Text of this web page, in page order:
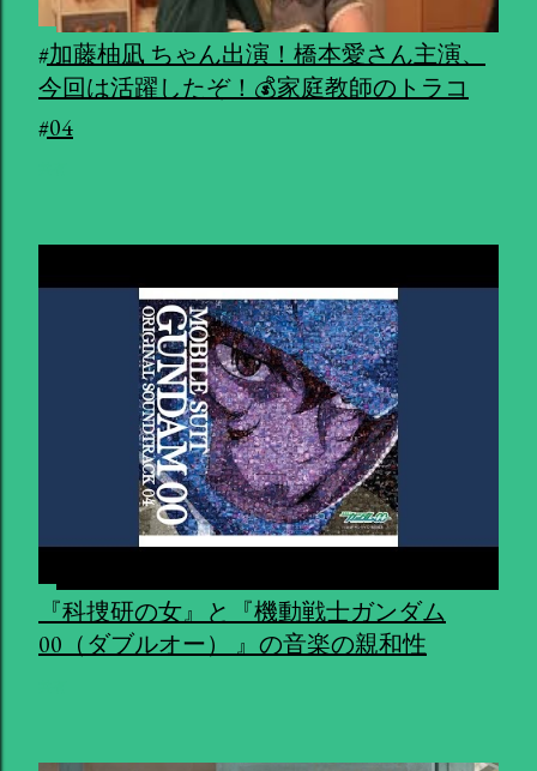
#加藤柚凪 ちゃん出演！橋本愛さん主演、
今回は活躍したぞ！💰家庭教師のトラコ
#04
『科捜研の女』と『機動戦士ガンダム
00（ダブルオー） 』の音楽の親和性